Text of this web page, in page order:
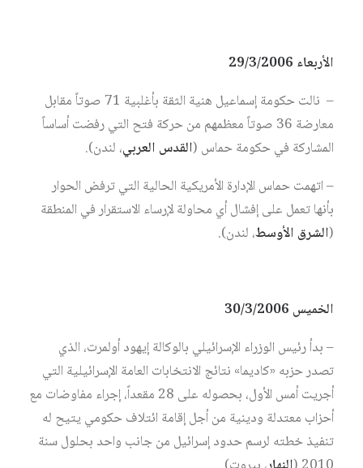
الأربعاء 29/3/2006
– نالت حكومة إسماعيل هنية الثقة بأغلبية 71 صوتاً مقابل
معارضة 36 صوتاً معظمهم من حركة فتح التي رفضت أساساً
المشاركة في حكومة حماس (القدس العربي، لندن).
– اتهمت حماس الإدارة الأمريكية الحالية التي ترفض الحوار
بأنها تعمل على إفشال أي محاولة لإرساء الاستقرار في المنطقة
(الشرق الأوسط، لندن).
الخميس 30/3/2006
– بدأ رئيس الوزراء الإسرائيلي بالوكالة إيهود أولمرت، الذي
تصدر حزبه «كاديما» نتائج الانتخابات العامة الإسرائيلية التي
أجريت أمس الأول، بحصوله على 28 مقعداً، إجراء مفاوضات مع
أحزاب معتدلة ودينية من أجل إقامة ائتلاف حكومي يتيح له
تنفيذ خطته لرسم حدود إسرائيل من جانب واحد بحلول سنة